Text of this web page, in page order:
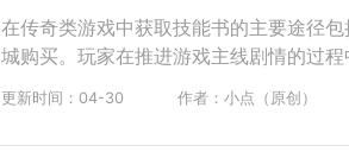
在传奇类游戏中获取技能书的主要途径
城购买。玩家在推进游戏主线剧情的过
更新时间：04-30 作者：小点（原创）